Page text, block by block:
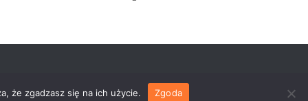
że zgadzasz się na ich użycie. Zgoda